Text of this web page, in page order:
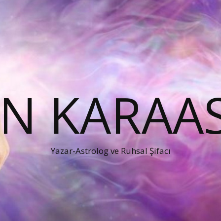
Yazar-Astrolog ve Ruhsal Şifacı